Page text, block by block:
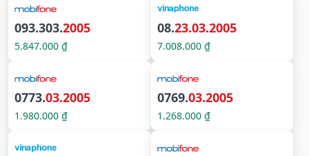
093.303.2005
5.847.000 ₫
08.23.03.2005
7.008.000 ₫
0773.03.2005
1.980.000 ₫
0769.03.2005
1.268.000 ₫